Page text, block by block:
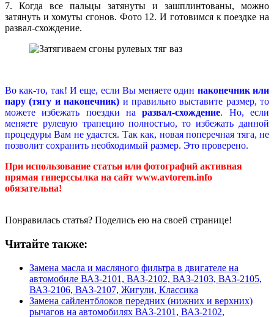
7. Когда все пальцы затянуты и зашплинтованы, можно
затянуть и хомуты сгонов. Фото 12. И готовимся к поездке на
развал-схождение.
Во как-то, так! И еще, если Вы меняете один наконечник или
пару (тягу и наконечник) и правильно выставите размер, то
можете избежать поездки наразвал-схождение. Но, если
меняете рулевую трапецию полностью, то избежать данной
процедуры Вам не удастся. Так как, новая поперечная тяга, не
позволит сохранить необходимый размер. Это проверено.
При использование статьи или фотографий активная
прямая гиперссылка на сайт www.avtorem.info
обязательна!
Понравилась статья? Поделись ею на своей странице!
Читайте также:
Замена масла и масляного фильтра в двигателе на
автомобиле ВАЗ-2101, ВАЗ-2102, ВАЗ-2103, ВАЗ-2105,
ВАЗ-2106, ВАЗ-2107, Жигули, Классика
Замена сайлентблоков передних (нижних и верхних)
рычагов на автомобилях ВАЗ-2101, ВАЗ-2102,